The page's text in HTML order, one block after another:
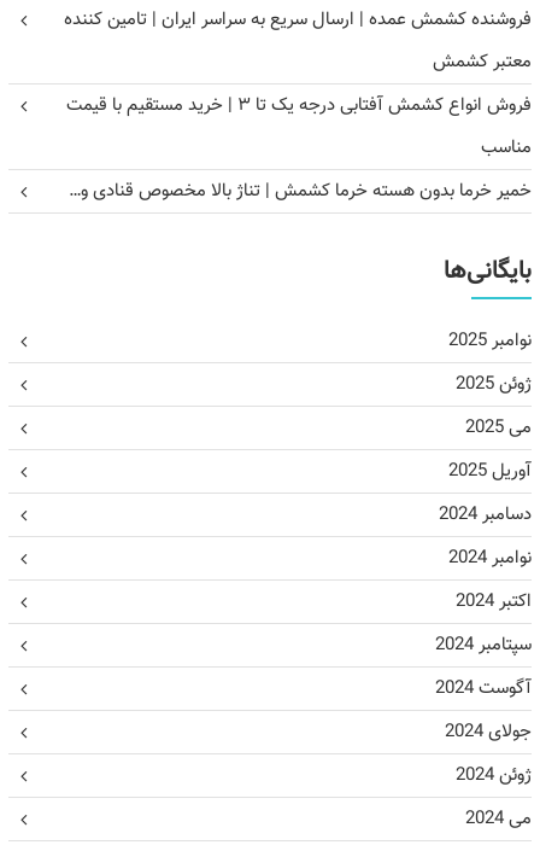
فروشنده کشمش عمده | ارسال سریع به سراسر ایران | تامین کننده
معتبر کشمش
فروش انواع کشمش آفتابی درجه یک تا ۳ | خرید مستقیم با قیمت
مناسب
خمیر خرما بدون هسته خرما کشمش | تناژ بالا مخصوص قنادی و…
بایگانی‌ها
نوامبر 2025
ژوئن 2025
می 2025
آوریل 2025
دسامبر 2024
نوامبر 2024
اکتبر 2024
سپتامبر 2024
آگوست 2024
جولای 2024
ژوئن 2024
می 2024